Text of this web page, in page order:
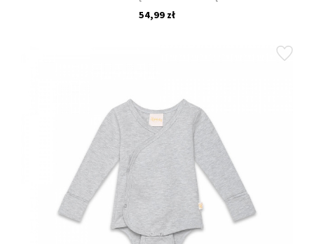
54,99 zł